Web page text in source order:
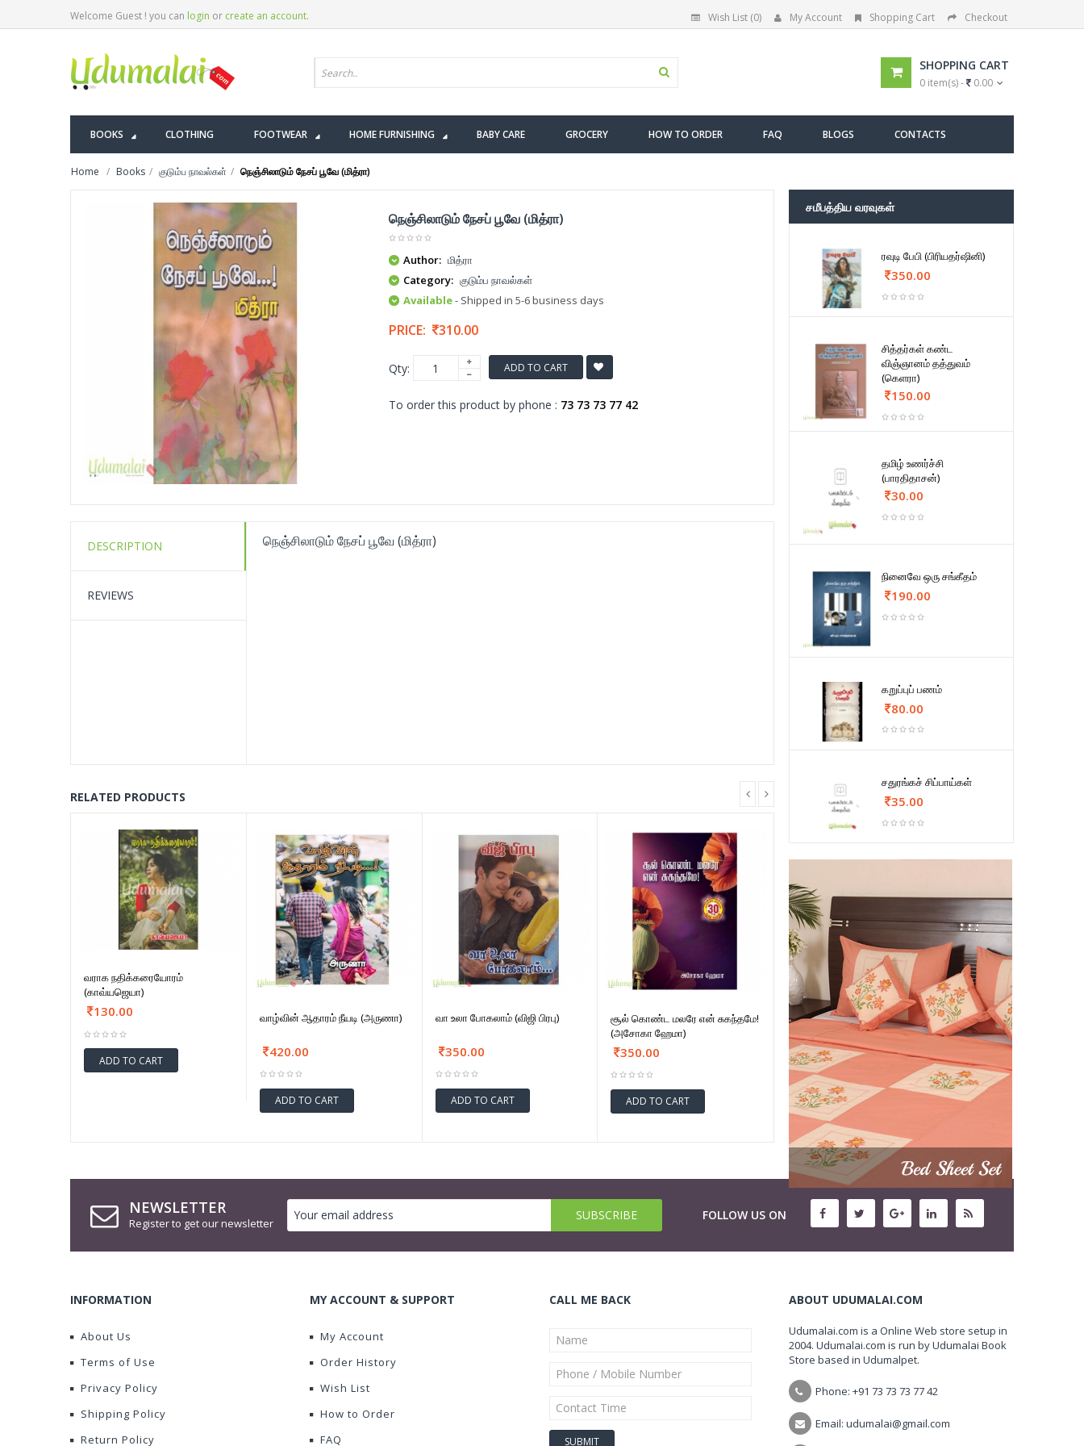
Welcome Guest ! you can login or create an account. Wish List (0) My Account Shopping Cart Checkout
SHOPPING CART
0 item(s) - 0.00
BOOKS CLOTHING FOOTWEAR HOME FURNISHING BABY CARE GROCERY HOW TO ORDER FAQ BLOGS CONTACTS
Home Books குடும்ப நாவல்கள் நெஞ்சிலாடும் நேசப் பூவே (மித்ரா)
நெஞ்சிலாடும் நேசப் பூவே (மித்ரா)
Author: மித்ரா
Category: குடும்ப நாவல்கள்
Available- Shipped in 5-6 business days
PRICE: 310.00
Qty: ADD TO CART
To order this product by phone : 73 73 73 77 42
DESCRIPTION
REVIEWS
நெஞ்சிலாடும் நேசப் பூவே (மித்ரா)
RELATED PRODUCTS
வராக நதிக்கரையோரம்
(காவ்யஜெயா)
130.00
ADD TO CART
வாழ்வின் ஆதாரம் நீயடி (அருணா)
420.00
ADD TO CART
வா உலா போகலாம் (விஜி பிரபு)
350.00
ADD TO CART
சூல் கொண்ட மலரே என் சுகந்தமே!
(அசோகா ஹேமா)
350.00
ADD TO CART
சமீபத்திய வரவுகள்
ரவுடி பேபி (பிரியதர்ஷினி)
350.00
சித்தர்கள் கண்ட
விஞ்ஞானம் தத்துவம்
(கெளரா)
150.00
தமிழ் உணர்ச்சி
(பாரதிதாசன்)
30.00
நினைவே ஒரு சங்கீதம்
190.00
கறுப்புப் பணம்
80.00
சதுரங்கச் சிப்பாய்கள்
35.00
NEWSLETTER
Register to get our newsletter
FOLLOW US ON
INFORMATION
About Us
Terms of Use
Privacy Policy
Shipping Policy
Return Policy
MY ACCOUNT & SUPPORT
My Account
Order History
Wish List
How to Order
FAQ
CALL ME BACK ABOUT UDUMALAI.COM
Udumalai.com is a Online Web store setup in
2004. Udumalai.com is run by Udumalai Book
Store based in Udumalpet.
Phone: +91 73 73 73 77 42
Email: udumalai@gmail.com